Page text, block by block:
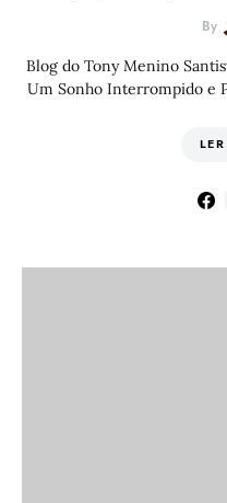
By
Blog do Tony Menino
Um Sonho Interrompido e